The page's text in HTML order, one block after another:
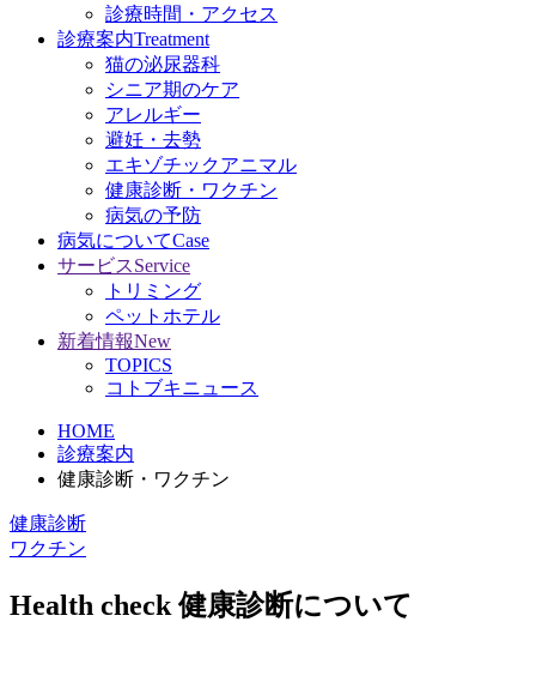
診療時間・アクセス
診療案内Treatment
猫の泌尿器科
シニア期のケア
アレルギー
避妊・去勢
エキゾチックアニマル
健康診断・ワクチン
病気の予防
病気についてCase
サービスService
トリミング
ペットホテル
新着情報New
TOPICS
コトブキニュース
HOME
診療案内
健康診断・ワクチン
健康診断
ワクチン
Health check 健康診断について